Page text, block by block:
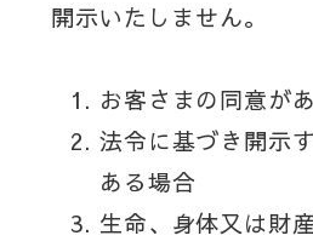
開示いたしません。
お客さまの同意が
法令に基づき開示
ある場合
生命、身体又は財